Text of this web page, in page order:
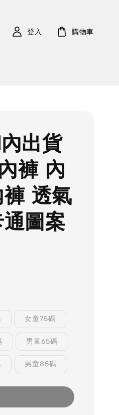
登入 購物車
出貨
褲 內
透氣
圖案
女童75碼
男童65碼
男童85碼